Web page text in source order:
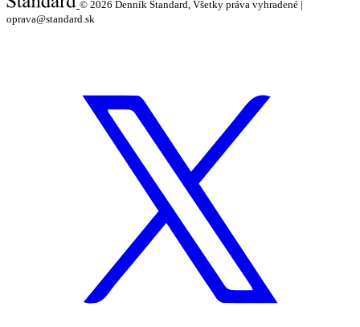
© 2026 Denník Štandard, Všetky práva vyhradené |
oprava@standard.sk